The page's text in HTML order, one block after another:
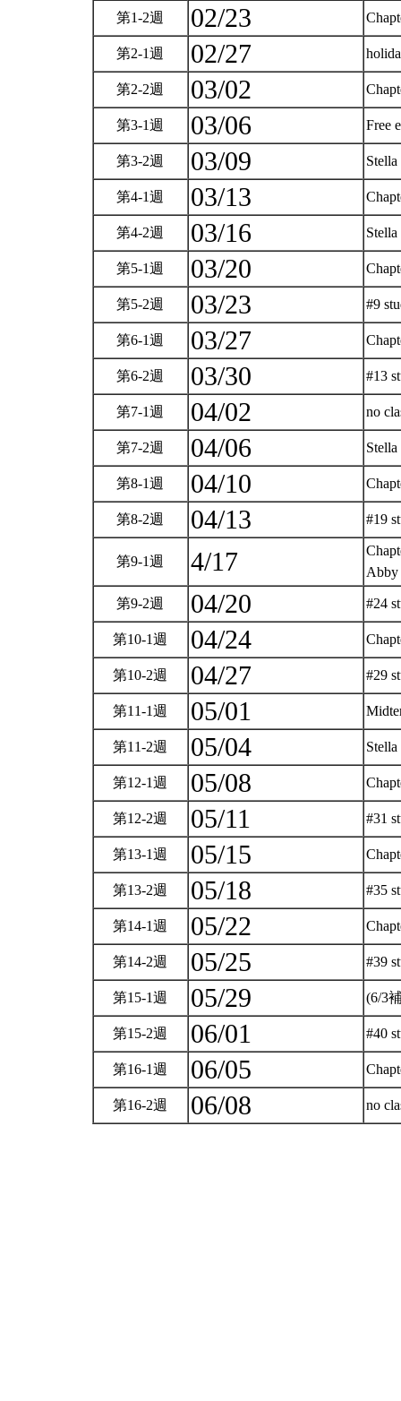
第1-2週 02/23
第2-1週 02/27
第2-2週 03/02
第3-1週 03/06 Free
第3-2週 03/09
第4-1週 03/13
第4-2週 03/16
第5-1週 03/20
第5-2週 03/23 #9
第6-1週 03/27
第6-2週 03/30 #13
第7-1週 04/02 no
第7-2週 04/06
第8-1週 04/10
第8-2週 04/13 #19
第9-1週 4/17
Abby
第9-2週 04/20 #24
第10-1週 04/24
第10-2週 04/27 #29
第11-1週 05/01
第11-2週 05/04
第12-1週 05/08
第12-2週 05/11 #31
第13-1週 05/15
第13-2週 05/18 #35
第14-1週 05/22
第14-2週 05/25 #39
第15-1週 05/29 (6/3
第15-2週 06/01 #40
第16-1週 06/05
第16-2週 06/08 no